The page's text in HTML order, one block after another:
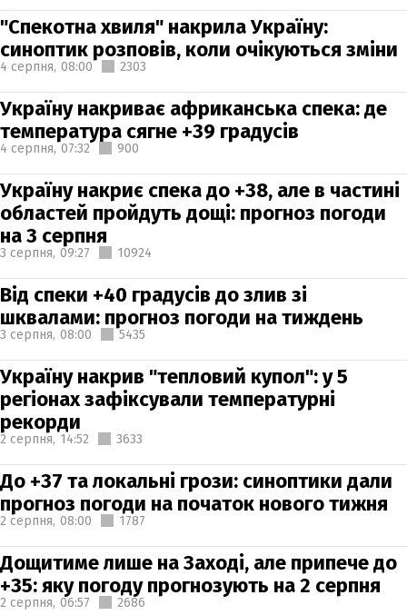
"Спекотна хвиля" накрила Україну:
синоптик розповів, коли очікуються зміни
4 серпня, 08:00 2303
Україну накриває африканська спека: де
температура сягне +39 градусів
4 серпня, 07:32 900
Україну накриє спека до +38, але в частині
областей пройдуть дощі: прогноз погоди
на 3 серпня
3 серпня, 09:27 10924
Від спеки +40 градусів до злив зі
шквалами: прогноз погоди на тиждень
3 серпня, 08:00 5435
Україну накрив "тепловий купол": у 5
регіонах зафіксували температурні
рекорди
2 серпня, 14:52 3633
До +37 та локальні грози: синоптики дали
прогноз погоди на початок нового тижня
2 серпня, 08:00 1787
Дощитиме лише на Заході, але припече до
+35: яку погоду прогнозують на 2 серпня
2 серпня, 06:57 2686